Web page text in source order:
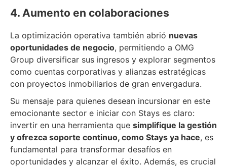
4. Aumento en colaboraciones
La optimización operativa también abrió nuevas
oportunidades de negocio, permitiendo a OMG
Group diversificar sus ingresos y explorar segmentos
como cuentas corporativas y alianzas estratégicas
con proyectos inmobiliarios de gran envergadura.
Su mensaje para quienes desean incursionar en este
emocionante sector e iniciar con Stays es claro:
invertir en una herramienta que simplifique la gestión
y ofrezca soporte continuo, como Stays ya hace, es
fundamental para transformar desafíos en
oportunidades y alcanzar el éxito. Además, es crucial